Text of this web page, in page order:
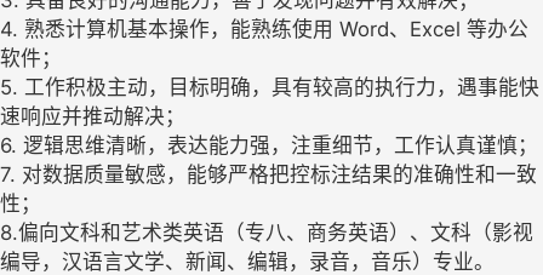
4. 熟悉计算机基本操作，能熟练使用 Word、Excel 等办公
软件；
5. 工作积极主动，目标明确，具有较高的执行力，遇事能快
速响应并推动解决；
6. 逻辑思维清晰，表达能力强，注重细节，工作认真谨慎；
7. 对数据质量敏感，能够严格把控标注结果的准确性和一致
性；
8.偏向文科和艺术类英语（专八、商务英语）、文科（影视
编导，汉语言文学、新闻、编辑，录音，音乐）专业。